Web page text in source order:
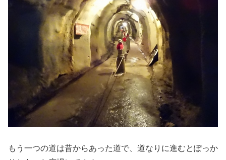
もう一つの道は昔からあった道で、道なりに進むとぽっか